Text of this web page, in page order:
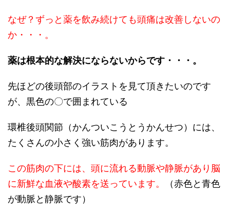
なぜ？ずっと薬を飲み続けても頭痛は改善しないの
か・・・。
薬は根本的な解決にならないからです・・・。
先ほどの後頭部のイラストを見て頂きたいのです
が、黒色の〇で囲まれている
環椎後頭関節（かんついこうとうかんせつ）には、
たくさんの小さく強い筋肉があります。
この筋肉の下には、頭に流れる動脈や静脈があり脳
に新鮮な血液や酸素を送っています。
（赤色と青色
が動脈と静脈です）